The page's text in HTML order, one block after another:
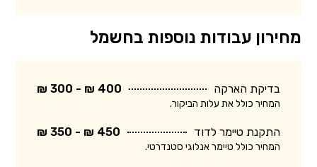
מחירון עבודות נוספות בחשמל
בדיקת הארקה 400 ₪ - 300 ₪
המחיר כולל את עלות הביקור.
התקנת טיימר לדוד 450 ₪ - 350 ₪
המחיר כולל טיימר אנלוגי סטנדרטי.